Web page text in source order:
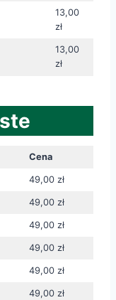
13,00
zł
13,00
zł
Cena
49,00 zł
49,00 zł
49,00 zł
49,00 zł
49,00 zł
49,00 zł